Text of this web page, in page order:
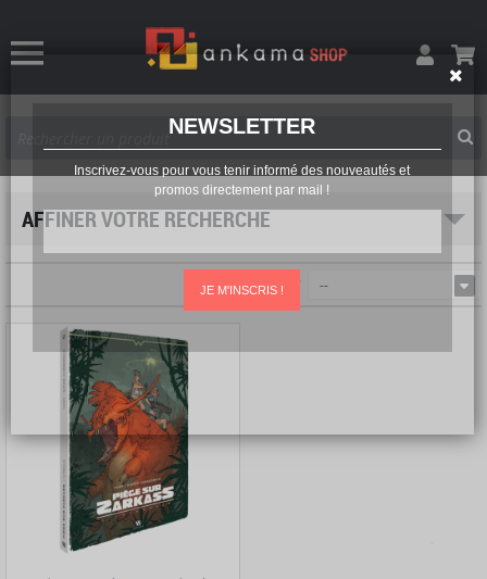
NEWSLETTER
Inscrivez-vous pour vous tenir informé des nouveautés et
promos directement par mail !
JE M'INSCRIS !
AFFINER VOTRE RECHERCHE
Trier par --